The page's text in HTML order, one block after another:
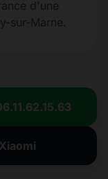
d'une
sur-Marne.